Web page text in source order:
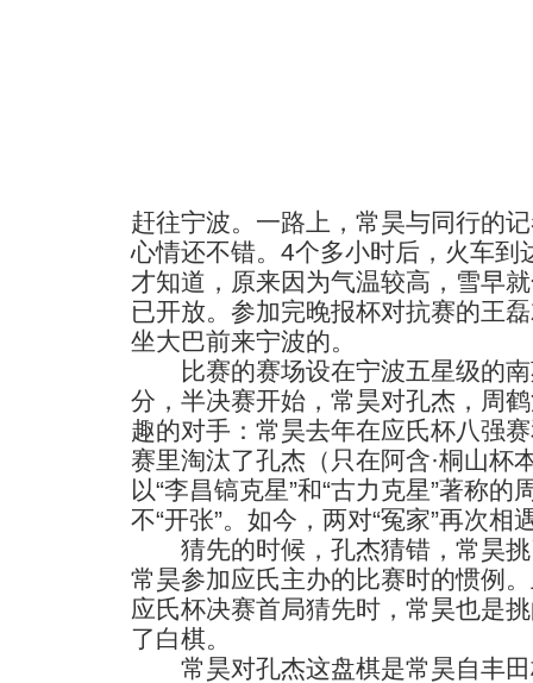
赶往宁波。一路上，常昊与同行的
心情还不错。4个多小时后，火车到
才知道，原来因为气温较高，雪早
已开放。参加完晚报杯对抗赛的王
坐大巴前来宁波的。
比赛的赛场设在宁波五星级的南
分，半决赛开始，常昊对孔杰，周
趣的对手：常昊去年在应氏杯八强
赛里淘汰了孔杰（只在阿含·桐山杯
以“李昌镐克星”和“古力克星”著称
不“开张”。如今，两对“冤家”再次相
猜先的时候，孔杰猜错，常昊挑
常昊参加应氏主办的比赛时的惯例
应氏杯决赛首局猜先时，常昊也是
了白棋。
常昊对孔杰这盘棋是常昊自丰田